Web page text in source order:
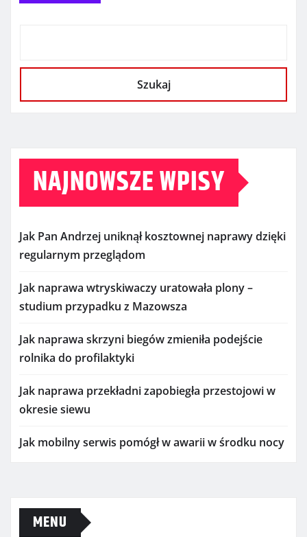
Szukaj
NAJNOWSZE WPISY
Jak Pan Andrzej uniknął kosztownej naprawy dzięki
regularnym przeglądom
Jak naprawa wtryskiwaczy uratowała plony –
studium przypadku z Mazowsza
Jak naprawa skrzyni biegów zmieniła podejście
rolnika do profilaktyki
Jak naprawa przekładni zapobiegła przestojowi w
okresie siewu
Jak mobilny serwis pomógł w awarii w środku nocy
MENU